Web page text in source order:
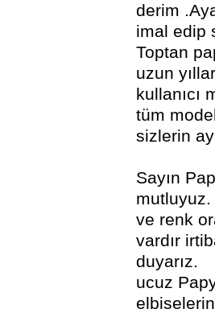
derim
imal edip
Toptan
uzun
kullanıcı
tüm
sizlerin
Sayın
mutluyuz.
ve renk
vardır
duyarız.
ucuz